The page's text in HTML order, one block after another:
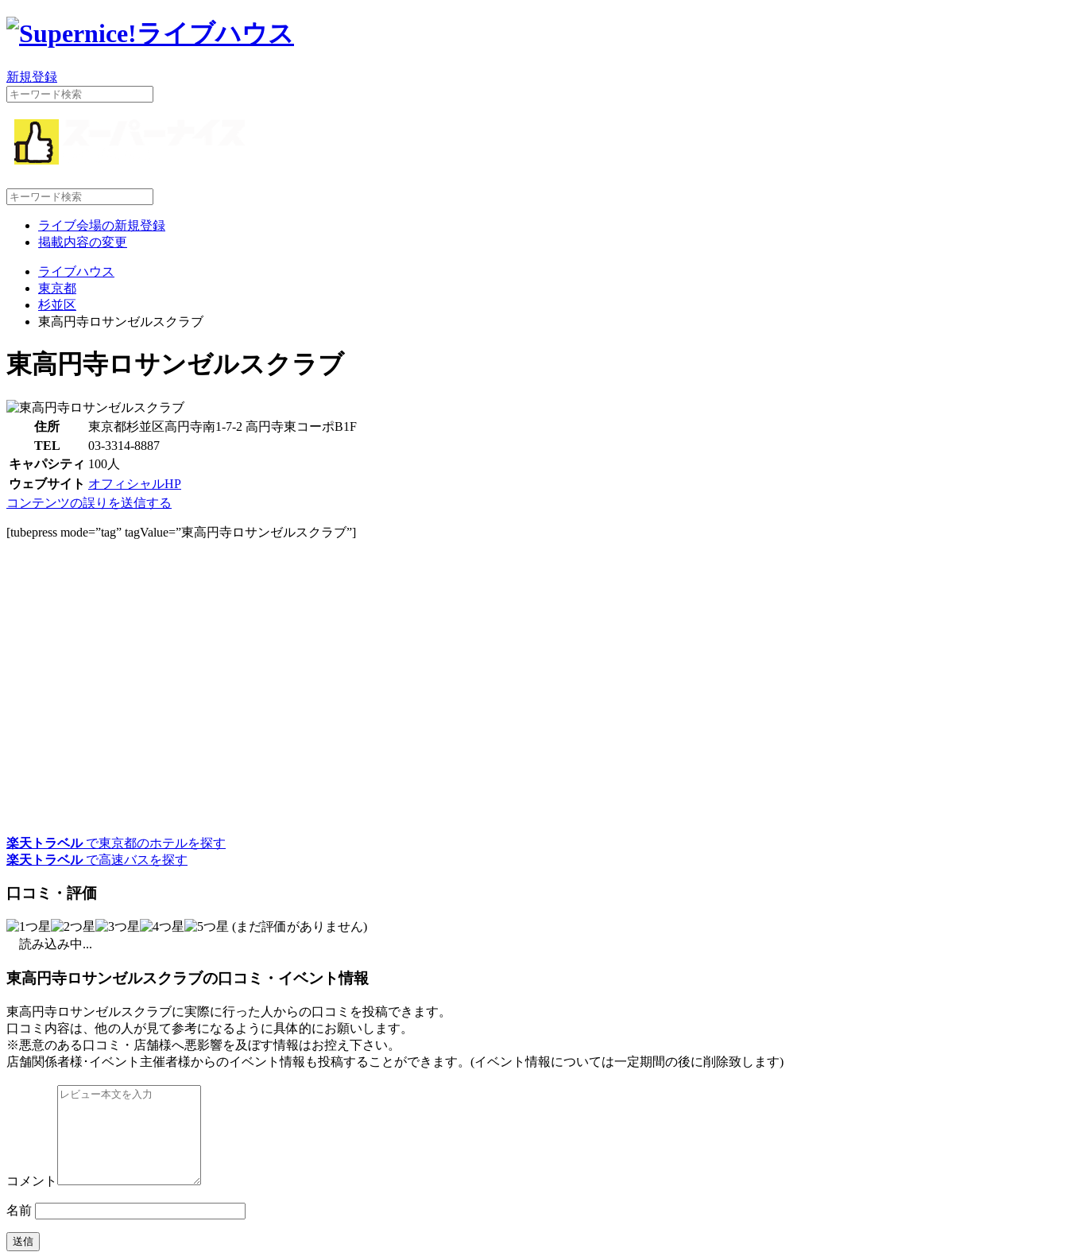
新規登録
ライブ会場の新規登録
掲載内容の変更
ライブハウス
東京都
杉並区
東高円寺ロサンゼルスクラブ
東高円寺ロサンゼルスクラブ
住所
東京都杉並区高円寺南1-7-2 高円寺東コーポB1F
TEL
03-3314-8887
キャパシティ 100人
ウェブサイト オフィシャルHP
コンテンツの誤りを送信する
[tubepress mode=”tag” tagValue=”東高円寺ロサンゼルスクラブ”]
楽天トラベルで東京都のホテルを探す
楽天トラベルで高速バスを探す
口コミ・評価
(まだ評価がありません)
読み込み中...
東高円寺ロサンゼルスクラブの口コミ・イベント情報
東高円寺ロサンゼルスクラブに実際に行った人からの口コミを投稿できます。
口コミ内容は、他の人が見て参考になるように具体的にお願いします。
※悪意のある口コミ・店舗様へ悪影響を及ぼす情報はお控え下さい。
店舗関係者様･イベント主催者様からのイベント情報も投稿することができます。 (イベント情報については一定期間の後に削除致します)
コメント
名前